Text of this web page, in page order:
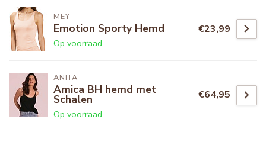
MEY
Emotion Sporty Hemd
Op voorraad
€23,99
ANITA
Amica BH hemd met
Schalen
Op voorraad
€64,95